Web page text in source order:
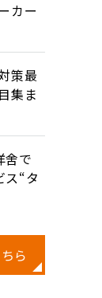
カー
策最
集ま
で
“タ
ら